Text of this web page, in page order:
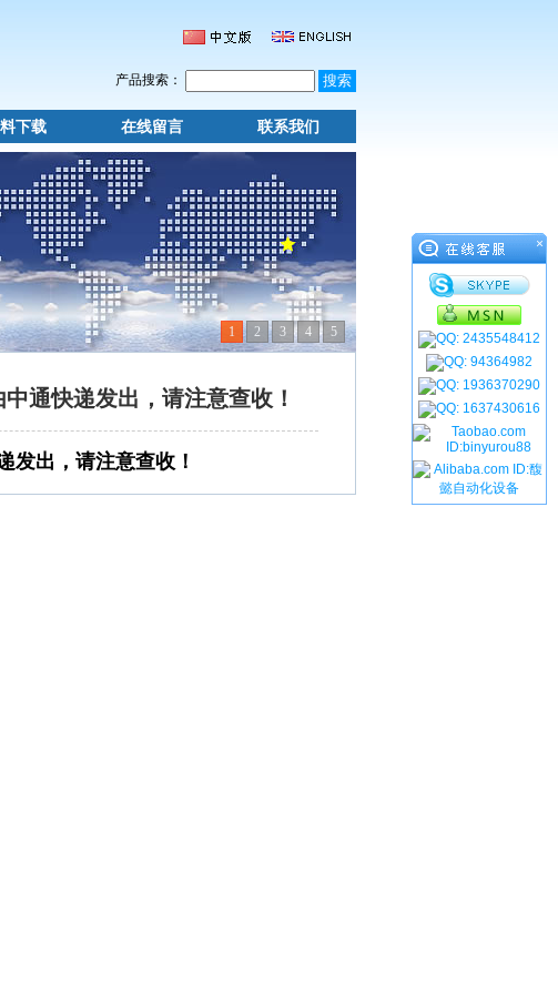
产品搜索：
下载 在线留言 联系我们
1 2 3 4 5
通快递发出，请注意查收！
发出，请注意查收！
×